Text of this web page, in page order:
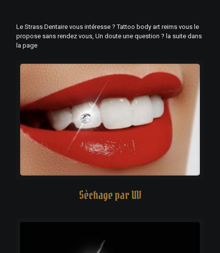
Le Strass Dentaire vous intéresse ? Tattoo body art reims vous le
propose sans rendez vous, Un doute une question ? la suite dans
la page
Sèchage par UV